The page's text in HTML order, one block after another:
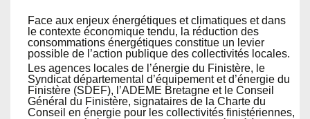
Face aux enjeux énergétiques et climatiques et dans
le contexte économique tendu, la réduction des
consommations énergétiques constitue un levier
possible de l’action publique des collectivités locales.
Les agences locales de l’énergie du Finistère, le
Syndicat départemental d’équipement et d’énergie du
Finistère (SDEF), l’ADEME Bretagne et le Conseil
Général du Finistère, signataires de la Charte du
Conseil en énergie pour les collectivités finistériennes,